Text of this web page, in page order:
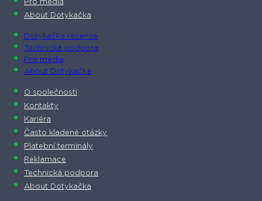
Pro média
About Dotykačka
Dotykačka recenze
Technická podpora
Pro média
About Dotykačka
O společnosti
Kontakty
Kariéra
Často kladené otázky
Platební terminály
Reklamace
Technická podpora
About Dotykačka